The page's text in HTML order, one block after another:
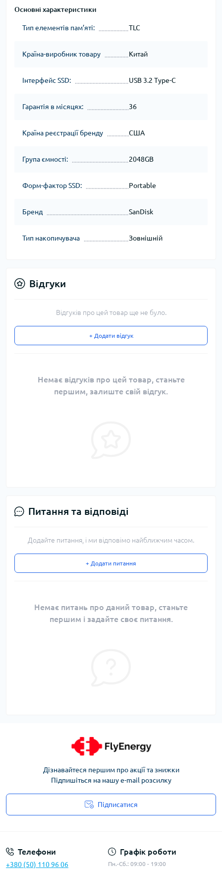
Основні характеристики
Тип елементів пам’яті: TLC
Країна-виробник товару Китай
Інтерфейс SSD: USB 3.2 Type-C
Гарантія в місяцях: 36
Країна реєстрації бренду США
Група ємності: 2048GB
Форм-фактор SSD: Portable
Бренд SanDisk
Тип накопичувача Зовнішній
Відгуки
Відгуків про цей товар ще не було.
+ Додати відгук
Немає відгуків про цей товар, станьте
першим, залиште свій відгук.
Питання та відповіді
Додайте питання, і ми відповімо найближчим часом.
+ Додати питання
Немає питань про даний товар, станьте
першим і задайте своє питання.
Дізнавайтеся першим про акції та знижки
Підпишіться на нашу e-mail розсилку
Підписатися
Телефони
+380 (50) 110 96 06
Графік роботи
Пн.-Сб.: 09:00 - 19:00